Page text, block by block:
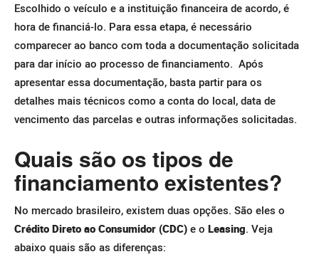
Escolhido o veículo e a instituição financeira de acordo, é
hora de financiá-lo. Para essa etapa, é necessário
comparecer ao banco com toda a documentação solicitada
para dar início ao processo de financiamento. Após
apresentar essa documentação, basta partir para os
detalhes mais técnicos como a conta do local, data de
vencimento das parcelas e outras informações solicitadas.
Quais são os tipos de
financiamento existentes?
No mercado brasileiro, existem duas opções. São eles o
Crédito Direto ao Consumidor (CDC) e o Leasing. Veja
abaixo quais são as diferenças: